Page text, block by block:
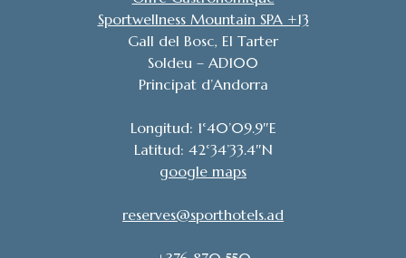
Sportwellness Mountain SPA +13
Gall del Bosc, El Tarter
Soldeu – AD100
Principat d’Andorra
Longitud: 1°40’09.9″E
Latitud: 42°34’33.4″N
google maps
reserves@sporthotels.ad